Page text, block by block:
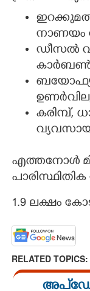
നാണയം
ഡീസൽ
കാർബൺ
കരിമ്പ്,
എത്തനോൾ
പാരിസ്ഥിതിക
1.9 ലക്ഷം
RELATED TOPICS: